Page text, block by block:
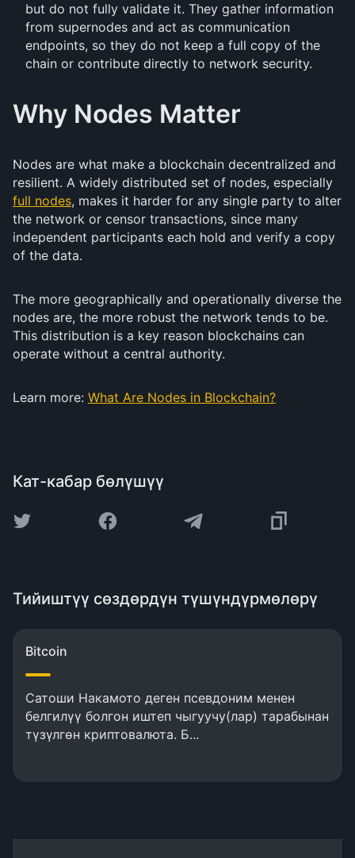
but do not fully validate it. They gather information
from supernodes and act as communication
endpoints, so they do not keep a full copy of the
chain or contribute directly to network security.
Why Nodes Matter
Nodes are what make a blockchain decentralized and
resilient. A widely distributed set of nodes, especially
full nodes, makes it harder for any single party to alter
the network or censor transactions, since many
independent participants each hold and verify a copy
of the data.
The more geographically and operationally diverse the
nodes are, the more robust the network tends to be.
This distribution is a key reason blockchains can
operate without a central authority.
Learn more: What Are Nodes in Blockchain?
Кат-кабар бөлүшүү
Тийиштүү сөздөрдүн түшүндүрмөлөрү
Bitcoin
Сатоши Накамото деген псевдоним менен
белгилүү болгон иштеп чыгуучу(лар) тарабынан
түзүлгөн криптовалюта. Б...